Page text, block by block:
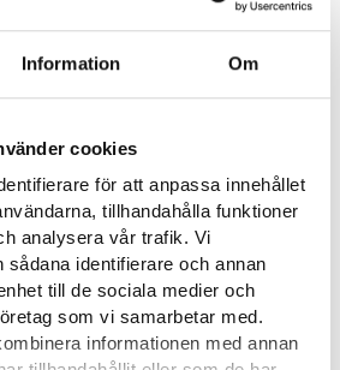
Information Om
cookies
för att anpassa innehållet
tillhandahålla funktioner
analysera vår trafik. Vi
sådana identifierare och annan
till de sociala medier och
som vi samarbetar med.
informationen med annan
måste kunna ta hand om sin egen
vädret, årstiden och arbetsuppgiften
normal tjänstetid, men på vintern
eller egenskaper krävs i
i allmänhet yrkesexamen i skötsel av